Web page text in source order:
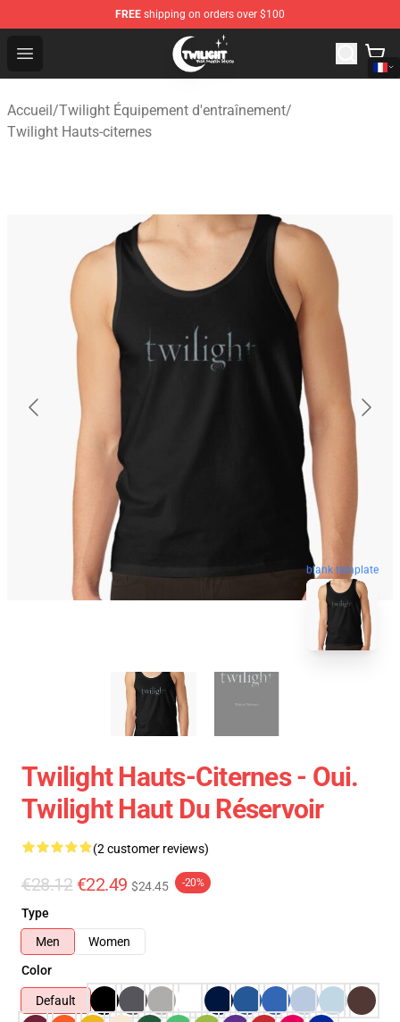
FREE shipping on orders over $100
Open menu
Twilight Store - Official Twilight Merchandise Shop
Accueil/Twilight Équipement d'entraînement/
Twilight Hauts-citernes
blank template
Twilight Hauts-Citernes - Oui.
Twilight Haut Du Réservoir
(2 customer reviews)
€28.12 €22.49 $24.45 -20%
Type
Men
Women
Color
Default